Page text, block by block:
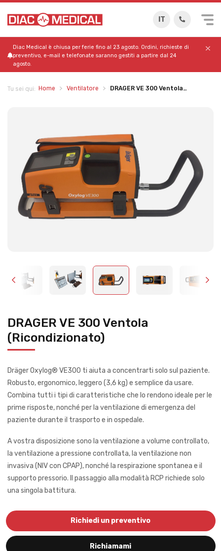
IT
Diac Medical è chiusa per ferie fino al 23 agosto. Ordini, richieste di
preventivo, e-mail e telefonate saranno gestiti a partire dal 24
agosto.
Tu sei qui: Home Ventilatore DRAGER VE 300 Ventola…
DRAGER VE 300 Ventola
(Ricondizionato)
Dräger Oxylog® VE300 ti aiuta a concentrarti solo sul paziente.
Robusto, ergonomico, leggero (3,6 kg) e semplice da usare.
Combina tutti i tipi di caratteristiche che lo rendono ideale per le
prime risposte, nonché per la ventilazione di emergenza del
paziente durante il trasporto e in ospedale.
A vostra disposizione sono la ventilazione a volume controllato,
la ventilazione a pressione controllata, la ventilazione non
invasiva (NIV con CPAP), nonché la respirazione spontanea e il
supporto pressorio. Il passaggio alla modalità RCP richiede solo
una singola battitura.
Richiedi un preventivo
Richiamami